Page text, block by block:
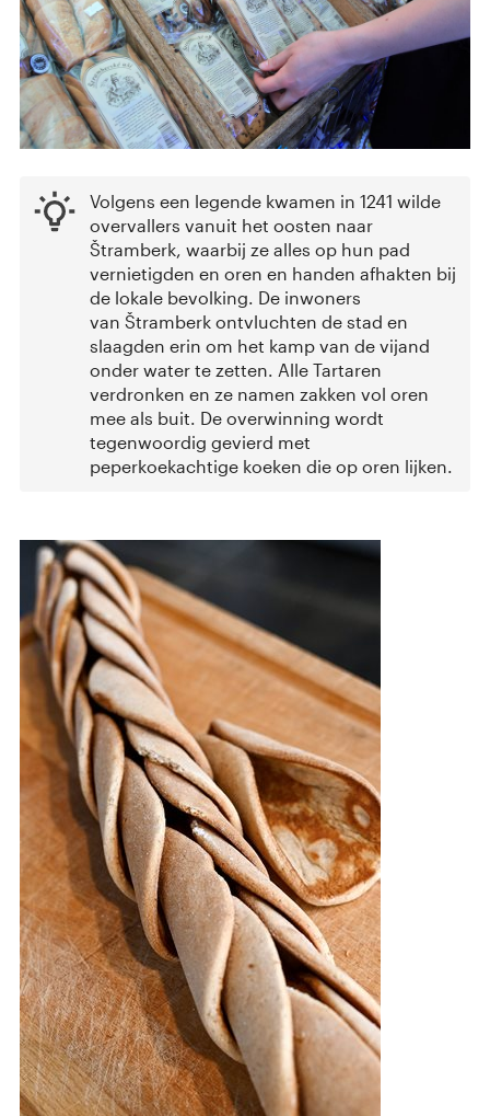
Volgens een legende kwamen in 1241 wilde
overvallers vanuit het oosten naar
Štramberk, waarbij ze alles op hun pad
vernietigden en oren en handen afhakten bij
de lokale bevolking. De inwoners
van Štramberk ontvluchten de stad en
slaagden erin om het kamp van de vijand
onder water te zetten. Alle Tartaren
verdronken en ze namen zakken vol oren
mee als buit. De overwinning wordt
tegenwoordig gevierd met
peperkoekachtige koeken die op oren lijken.